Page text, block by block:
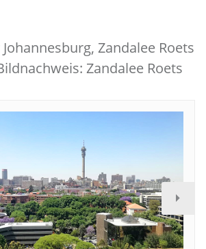
Zandalee Roets
Zandalee Roets